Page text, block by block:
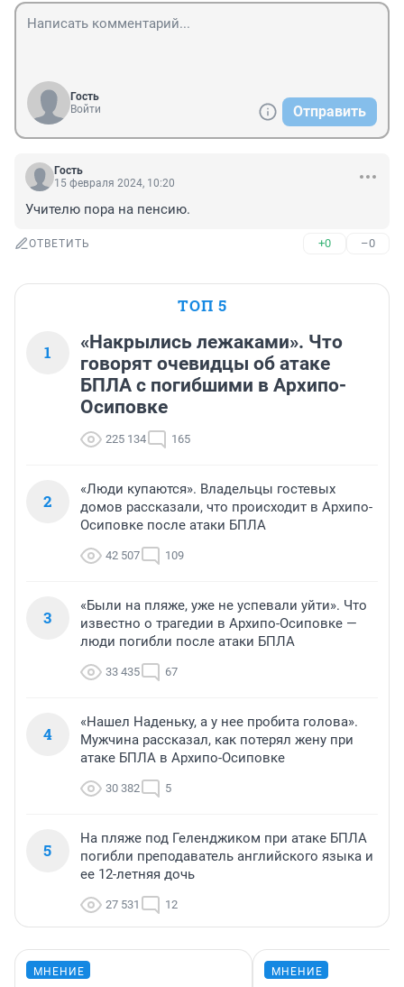
Гость
Войти
Отправить
Гость
15 февраля 2024, 10:20
Учителю пора на пенсию.
ОТВЕТИТЬ +0 –0
ТОП 5
1
«Накрылись лежаками». Что
говорят очевидцы об атаке
БПЛА с погибшими в Архипо-
Осиповке
225 134 165
2
«Люди купаются». Владельцы гостевых
домов рассказали, что происходит в Архипо-
Осиповке после атаки БПЛА
42 507 109
3
«Были на пляже, уже не успевали уйти». Что
известно о трагедии в Архипо-Осиповке —
люди погибли после атаки БПЛА
33 435 67
4
«Нашел Наденьку, а у нее пробита голова».
Мужчина рассказал, как потерял жену при
атаке БПЛА в Архипо-Осиповке
30 382 5
5
На пляже под Геленджиком при атаке БПЛА
погибли преподаватель английского языка и
ее 12-летняя дочь
27 531 12
МНЕНИЕ МНЕНИЕ